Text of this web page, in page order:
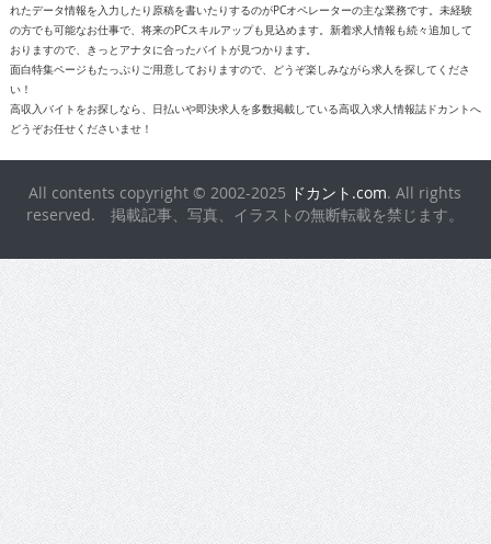
れたデータ情報を入力したり原稿を書いたりするのがPCオペレーターの主な業務です。未経験
の方でも可能なお仕事で、将来のPCスキルアップも見込めます。新着求人情報も続々追加して
おりますので、きっとアナタに合ったバイトが見つかります。
面白特集ページもたっぷりご用意しておりますので、どうぞ楽しみながら求人を探してくださ
い！
高収入バイトをお探しなら、日払いや即決求人を多数掲載している高収入求人情報誌ドカントへ
どうぞお任せくださいませ！
All contents copyright © 2002-2025 ドカント.com. All rights
reserved. 掲載記事、写真、イラストの無断転載を禁じます。